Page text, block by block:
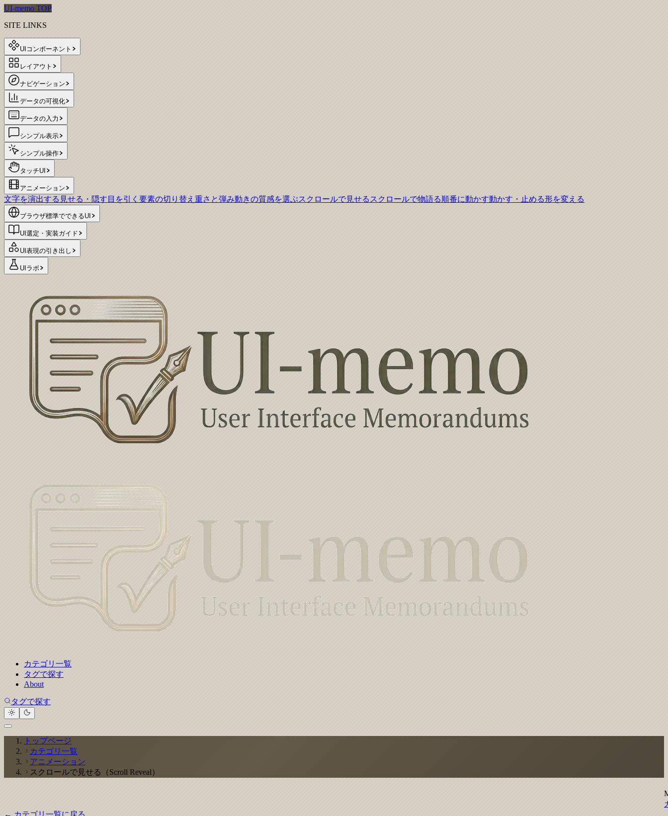
UI-memo TOP
SITE LINKS
UIコンポーネント
レイアウト
ナビゲーション
データの可視化
データの入力
シンプル表示
シンプル操作
タッチUI
アニメーション
文字を演出する 見せる・隠す 目を引く 要素の切り替え 重さと弾み動きの質感を選ぶスクロールで見せる スクロールで物語る順番に動かす動かす・止める形を変える
ブラウザ標準でできるUI
UI選定・実装ガイド
UI表現の引き出し
UIラボ
カテゴリ一覧
タグで探す
About
タグで探す
トップページ
カテゴリ一覧
アニメーション
スクロールで見せる（Scroll Reveal）
← カテゴリ一覧に戻る